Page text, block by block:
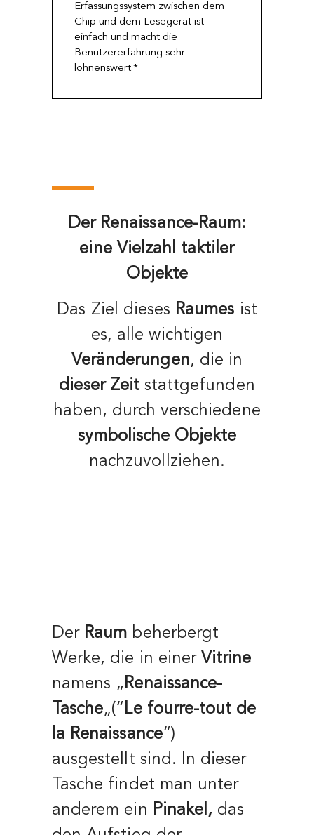
Erfassungssystem zwischen dem
Chip und dem Lesegerät ist
einfach und macht die
Benutzererfahrung sehr
lohnenswert.*
Der Renaissance-Raum:
eine Vielzahl taktiler
Objekte
Das Ziel dieses Raumes ist
es, alle wichtigen
Veränderungen, die in
dieser Zeitstattgefunden
haben, durch verschiedene
symbolische Objekte
nachzuvollziehen.
Der Raum beherbergt
Werke, die in einer Vitrine
namens „ Renaissance-
Tasche„(“ Le fourre-tout de
la Renaissance“)
ausgestellt sind. In dieser
Tasche findet man unter
anderem ein Pinakel, das